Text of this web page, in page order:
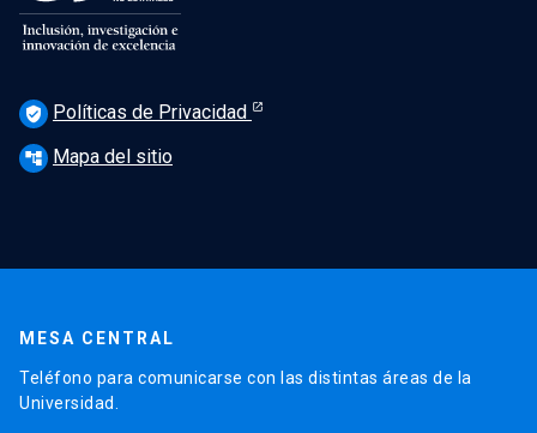
verified_user Políticas de Privacidad
account_tree Mapa del sitio
MESA CENTRAL
Teléfono para comunicarse con las distintas áreas de la
Universidad.